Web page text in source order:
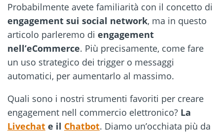
Probabilmente avete familiarità con il concetto di
engagement sui social network, ma in questo
articolo parleremo di engagement
nell’eCommerce. Più precisamente, come fare
un uso strategico dei trigger o messaggi
automatici, per aumentarlo al massimo.
Quali sono i nostri strumenti favoriti per creare
engagement nell commercio elettronico? La
Livechat e il Chatbot. Diamo un’occhiata più da